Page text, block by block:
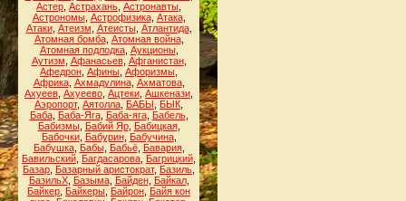
Астер Астрахань Астронавты
Астрономы, Астрофизика, Атака,
Атаки, Атеизм Атеисты, Атлантида,
Атомная бомба, Атомная война,
Атомная подлодка, Аукционы,
Аутизм Афанасьев, Афганистан,
Афедрон Афины Афоризмы
Африка, Ахмадулина, Ахматова,
Ахуеев Ахуеево Ацтеки Ашкенази
Аэропорт, Аятолла БАБЫ БЫК
Баба, Баба-Яга, Баба-яга, Бабель,
Бабизмы, Бабий Яр, Бабицкая,
Бабочки, Бабурин, Бабучина,
Бабушка, Бабы, Бабьё, Бавария,
Бавильский Багдасарова Багрицкий
Базар Базарный аристократ, Базиль
БазильХ, Базыма, Байден, Байкал,
Байкер Байкеры Байрон Байя кон